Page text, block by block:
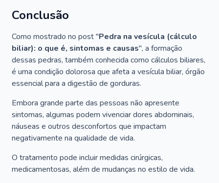
Conclusão
Como mostrado no post "Pedra na vesícula (cálculo
biliar): o que é, sintomas e causas", a formação
dessas pedras, também conhecida como cálculos biliares,
é uma condição dolorosa que afeta a vesícula biliar, órgão
essencial para a digestão de gorduras.
Embora grande parte das pessoas não apresente
sintomas, algumas podem vivenciar dores abdominais,
náuseas e outros desconfortos que impactam
negativamente na qualidade de vida.
O tratamento pode incluir medidas cirúrgicas,
medicamentosas, além de mudanças no estilo de vida.